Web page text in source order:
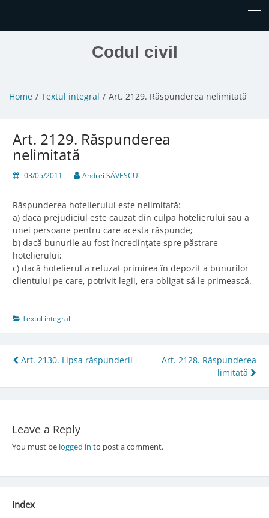
Codul civil
Home Textul integral Art. 2129. Răspunderea nelimitată
Art. 2129. Răspunderea
nelimitată
03/05/2011 Andrei SĂVESCU
Răspunderea hotelierului este nelimitată:
a) dacă prejudiciul este cauzat din culpa hotelierului sau a
unei persoane pentru care acesta răspunde;
b) dacă bunurile au fost încredinţate spre păstrare
hotelierului;
c) dacă hotelierul a refuzat primirea în depozit a bunurilor
clientului pe care, potrivit legii, era obligat să le primească.
Textul integral
Post
navigation
Art. 2130. Lipsa răspunderii
Art. 2128. Răspunderea
limitată
Leave a Reply
You must be logged in to post a comment.
Index